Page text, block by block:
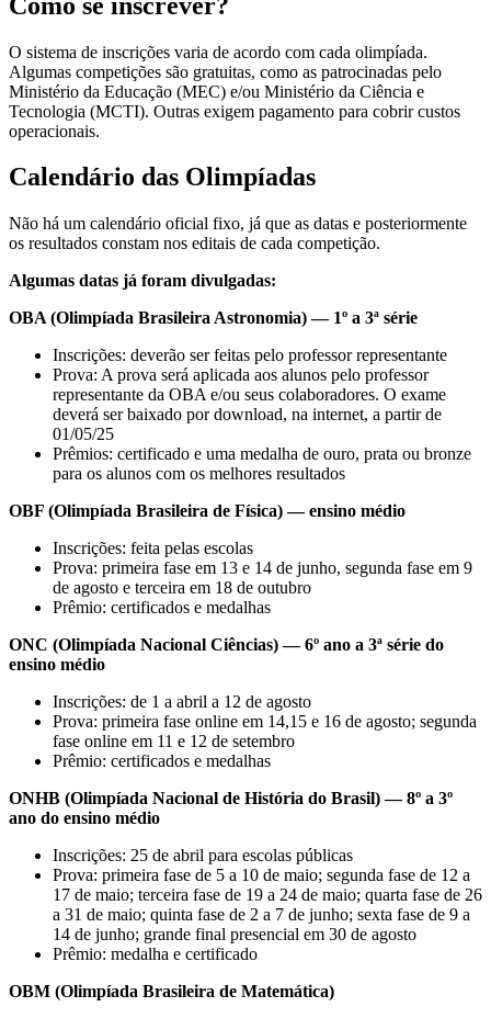
O sistema de inscrições varia de acordo com cada olimpíada.
Algumas competições são gratuitas, como as patrocinadas pelo
Ministério da Educação (MEC) e/ou Ministério da Ciência e
Tecnologia (MCTI). Outras exigem pagamento para cobrir custos
operacionais.
Calendário das Olimpíadas
Não há um calendário oficial fixo, já que as datas e posteriormente
os resultados constam nos editais de cada competição.
Algumas datas já foram divulgadas:
OBA (Olimpíada Brasileira Astronomia) — 1º a 3ª série
Inscrições: deverão ser feitas pelo professor representante
Prova: A prova será aplicada aos alunos pelo professor
representante da OBA e/ou seus colaboradores. O exame
deverá ser baixado por download, na internet, a partir de
01/05/25
Prêmios: certificado e uma medalha de ouro, prata ou bronze
para os alunos com os melhores resultados
OBF (Olimpíada Brasileira de Física) — ensino médio
Inscrições: feita pelas escolas
Prova: primeira fase em 13 e 14 de junho, segunda fase em 9
de agosto e terceira em 18 de outubro
Prêmio: certificados e medalhas
ONC (Olimpíada Nacional Ciências) — 6º ano a 3ª série do
ensino médio
Inscrições: de 1 a abril a 12 de agosto
Prova: primeira fase online em 14,15 e 16 de agosto; segunda
fase online em 11 e 12 de setembro
Prêmio: certificados e medalhas
ONHB (Olimpíada Nacional de História do Brasil) — 8º a 3º
ano do ensino médio
Inscrições: 25 de abril para escolas públicas
Prova: primeira fase de 5 a 10 de maio; segunda fase de 12 a
17 de maio; terceira fase de 19 a 24 de maio; quarta fase de 26
a 31 de maio; quinta fase de 2 a 7 de junho; sexta fase de 9 a
14 de junho; grande final presencial em 30 de agosto
Prêmio: medalha e certificado
OBM (Olimpíada Brasileira de Matemática)